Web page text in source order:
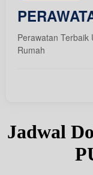
Perawatan Terbaik
Rumah
Jadwal